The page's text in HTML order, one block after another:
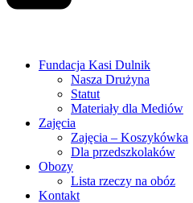
Fundacja Kasi Dulnik
Nasza Drużyna
Statut
Materiały dla Mediów
Zajęcia
Zajęcia – Koszykówka
Dla przedszkolaków
Obozy
Lista rzeczy na obóz
Kontakt